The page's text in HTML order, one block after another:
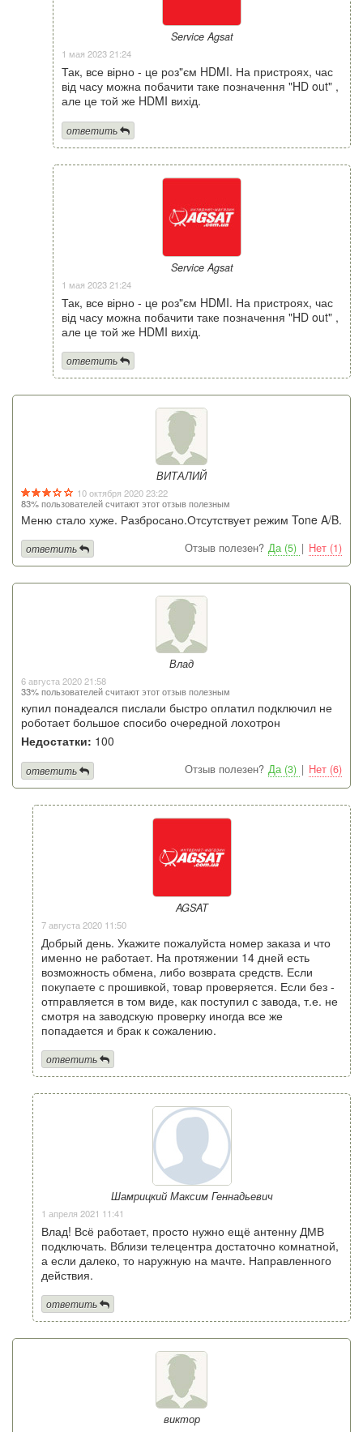
Service Agsat
1 мая 2023 21:24
Так, все вірно - це роз"єм HDMI. На пристроях, час
від часу можна побачити таке позначення "HD out" ,
але це той же HDMI вихід.
ответить
Service Agsat
1 мая 2023 21:24
Так, все вірно - це роз"єм HDMI. На пристроях, час
від часу можна побачити таке позначення "HD out" ,
але це той же HDMI вихід.
ответить
ВИТАЛИЙ
10 октября 2020 23:22
83% пользователей считают этот отзыв полезным
Меню стало хуже. Разбросано.Отсутствует режим Tone A/B.
Отзыв полезен? Да (5) | Нет (1)
ответить
Влад
6 августа 2020 21:58
33% пользователей считают этот отзыв полезным
купил понадеался пислали быстро оплатил подключил не
роботает большое спосибо очередной лохотрон
Недостатки: 100
Отзыв полезен? Да (3) | Нет (6)
ответить
AGSAT
7 августа 2020 11:50
Добрый день. Укажите пожалуйста номер заказа и что
именно не работает. На протяжении 14 дней есть
возможность обмена, либо возврата средств. Если
покупаете с прошивкой, товар проверяется. Если без -
отправляется в том виде, как поступил с завода, т.е. не
смотря на заводскую проверку иногда все же
попадается и брак к сожалению.
ответить
Шамрицкий Максим Геннадьевич
1 апреля 2021 11:41
Влад! Всё работает, просто нужно ещё антенну ДМВ
подключать. Вблизи телецентра достаточно комнатной,
а если далеко, то наружную на мачте. Направленного
действия.
ответить
виктор